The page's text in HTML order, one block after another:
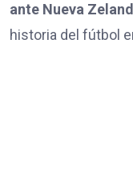
ante Nueva
historia del fútbol